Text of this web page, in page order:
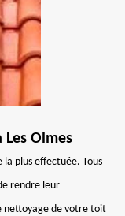
Olmes
plus effectuée. Tous
rendre leur
nettoyage de votre toit